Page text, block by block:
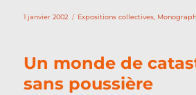
Publié
le
1 janvier 2002 Catégories
Expositions collectives,
Un monde de
sans poussière